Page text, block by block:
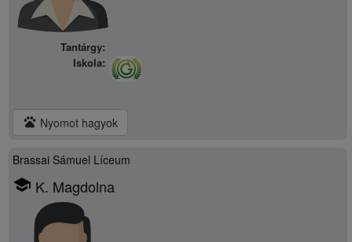
Tantárgy:
Iskola:
pets Nyomot hagyok
Brassai Sámuel Líceum
school K. Magdolna